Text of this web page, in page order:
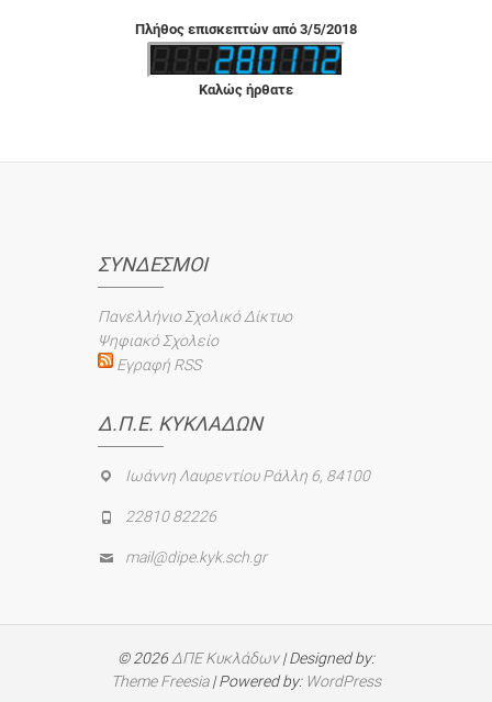
Πλήθος επισκεπτών από 3/5/2018
Καλώς ήρθατε
ΣΎΝΔΕΣΜΟΙ
Πανελλήνιο Σχολικό Δίκτυο
Ψηφιακό Σχολείο
Εγραφή RSS
Δ.Π.Ε. ΚΥΚΛΆΔΩΝ
Ιωάννη Λαυρεντίου Ράλλη 6, 84100
22810 82226
mail@dipe.kyk.sch.gr
© 2026ΔΠΕ Κυκλάδων| Designed by:
Theme Freesia| Powered by: WordPress